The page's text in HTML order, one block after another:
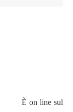
È on line sul